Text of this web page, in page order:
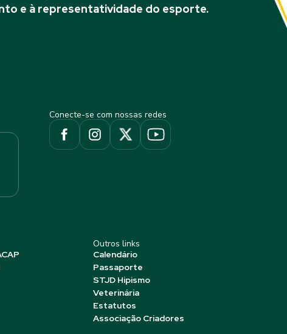
e à representatividade do esporte.
Conecte-se com nossas redes
Outros links
Calendário
Passaporte
STJD Hipismo
Veterinária
Estatutos
Associação Criadores